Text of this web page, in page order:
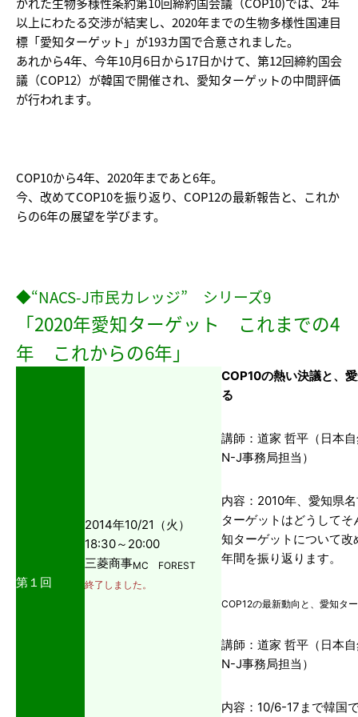
以上にわたる交渉が結実し、2020年までの生物多様性国連目
標「愛知ターゲット」が193カ国で合意されました。
あれから4年、今年10月6日から17日かけて、第12回締約国会
議（COP12）が韓国で開催され、愛知ターゲットの中間評価
が行われます。
COP10から4年、2020年まであと6年。
今、改めてCOP10を振り返り、COP12の最新報告と、これか
らの6年の展望を学びます。
◆“NACS-J市民カレッジ” シリーズ9
「2020年愛知ターゲット これまでの4
年 これからの6年」
第１回
2014年10/21（火）
18:30～20:00
三菱商事MC FOREST
終了しました。
COP10の熱い決議と、
る
講師：道家 哲平（日本
N-J事務局担当）
内容：2010年、愛知県
ターゲットはどうして
知ターゲットについて
年間を振り返ります。
COP12の最新動向と、愛知タ
講師：道家 哲平（日本
N-J事務局担当）
内容：10/6-17まで韓国